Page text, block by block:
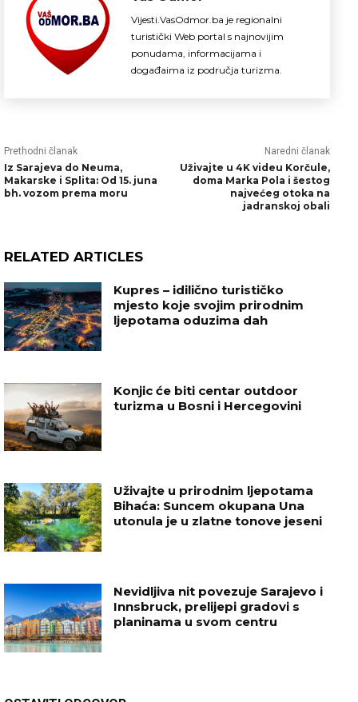
Vijesti.VasOdmor.ba je regionalni
turistički Web portal s najnovijim
ponudama, informacijama i
događaima iz područja turizma.
Prethodni članak
Iz Sarajeva do Neuma,
Makarske i Splita: Od 15. juna
bh. vozom prema moru
Naredni članak
Uživajte u 4K videu Korčule,
doma Marka Pola i šestog
najvećeg otoka na
jadranskoj obali
RELATED ARTICLES
Kupres – idilično turističko
mjesto koje svojim prirodnim
ljepotama oduzima dah
Konjic će biti centar outdoor
turizma u Bosni i Hercegovini
Uživajte u prirodnim ljepotama
Bihaća: Suncem okupana Una
utonula je u zlatne tonove jeseni
Nevidljiva nit povezuje Sarajevo i
Innsbruck, prelijepi gradovi s
planinama u svom centru